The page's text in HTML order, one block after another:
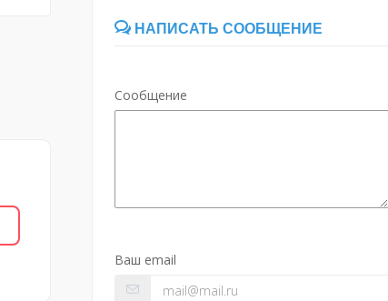
НАПИСАТЬ СООБЩЕНИЕ
Сообщение
Ваш email